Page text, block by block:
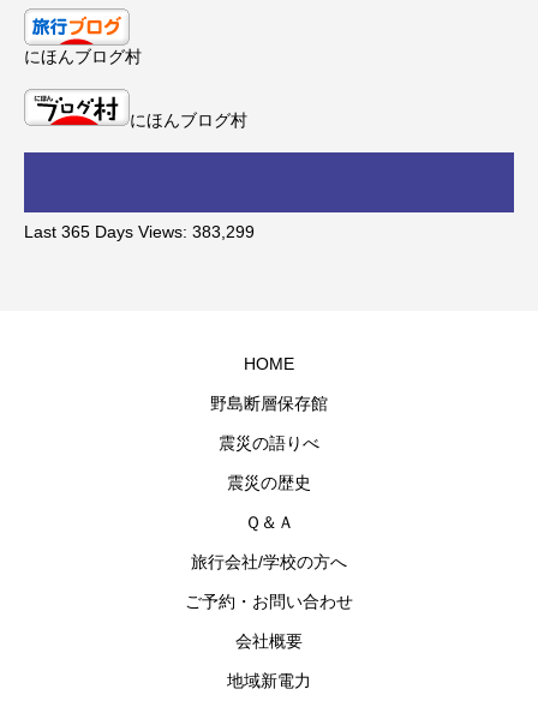
にほんブログ村
にほんブログ村
Last 365 Days Views: 383,299
HOME
野島断層保存館
震災の語りべ
震災の歴史
Ｑ＆Ａ
旅行会社/学校の方へ
ご予約・お問い合わせ
会社概要
地域新電力